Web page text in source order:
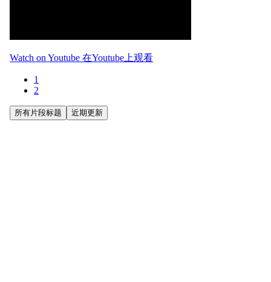
Watch on Youtube 在Youtube上观看
1
2
所有片段标题 近期更新